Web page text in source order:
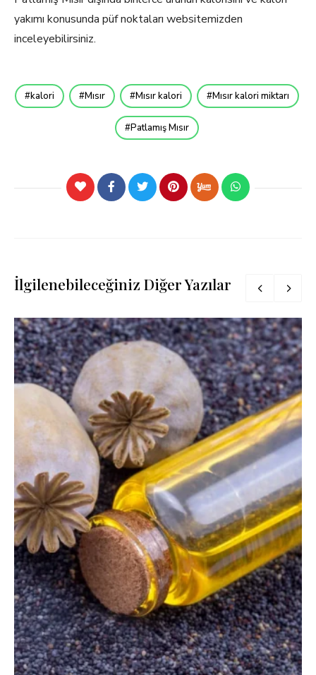
yakımı konusunda püf noktaları websitemizden
inceleyebilirsiniz.
kalori Mısır Mısır kalori Mısır kalori miktarı
Patlamış Mısır
İlgilenebileceğiniz Diğer Yazılar